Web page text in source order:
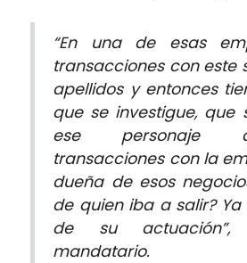
“En una de esas
transacciones con este
apellidos y entonces
que se investigue, que
ese personaje
transacciones con la
dueña de esos
de quien iba a salir?
de su
mandatario.